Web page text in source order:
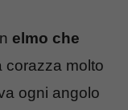
elmo che
corazza molto
ogni angolo